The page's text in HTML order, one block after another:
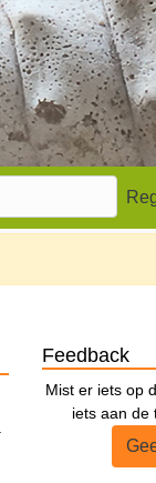
Feedback
Mist er iets op
iets aan de